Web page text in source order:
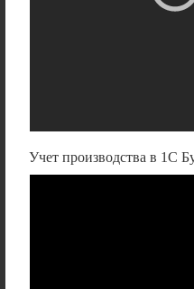
Учет производства в 1С